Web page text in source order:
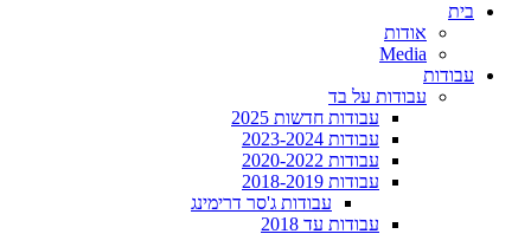
בית
אודות
Media
עבודות
עבודות על בד
עבודות חדשות 2025
עבודות 2023-2024
עבודות 2020-2022
עבודות 2018-2019
עבודות ג'סר דרימינג
עבודות עד 2018